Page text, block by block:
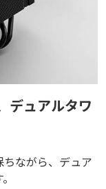
デュアルタワ
ながら、デュア